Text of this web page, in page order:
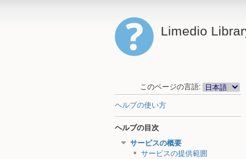
Limedio
このページの言語:
ヘルプの使い方
ヘルプの目次
サービスの概要
サービスの提供範囲